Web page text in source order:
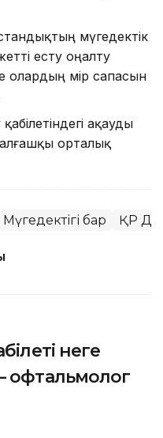
мүгедектік
есту оңалту
олардың өмір сапасын
ақауды
алғашқы орталық
Мүгедектігі бар ҚР
неге
офтальмолог